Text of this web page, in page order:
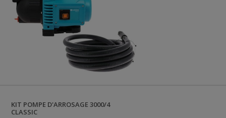
KIT POMPE D'ARROSAGE 3000/4
CLASSIC